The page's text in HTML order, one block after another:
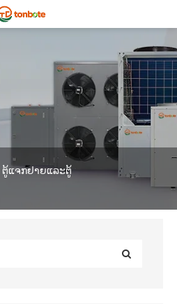
ຕູ້ແຈກຢາຍແລະຕູ້